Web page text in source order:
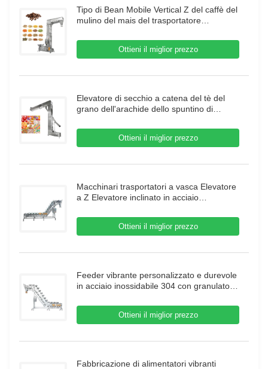
Tipo di Bean Mobile Vertical Z del caffè del
mulino del mais del trasportatore
l'alimentatore di vibrazione
Ottieni il miglior prezzo
Elevatore di secchio a catena del tè del
grano dell'arachide dello spuntino di
la macchina dell'alimento
Ottieni il miglior prezzo
Macchinari trasportatori a vasca Elevatore
a Z Elevatore inclinato in acciaio
carne e alimenti surgelati
Ottieni il miglior prezzo
Feeder vibrante personalizzato e durevole
in acciaio inossidabile 304 con granulato di
Ottieni il miglior prezzo
Fabbricazione di alimentatori vibranti